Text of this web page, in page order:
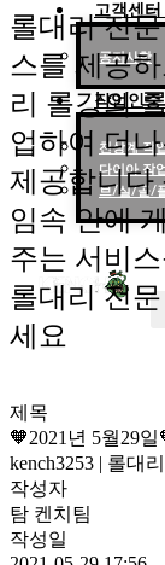
고객센터
공지사항
작업인증
천상계 작
다이아 작
브/실/골/
롤대리 전
스를 제공
리 롤강의
업하여 더
제공합니다
임속 안에
주는 서비
롤대리 전
세요
제목
🧡2021년 5월29
kench3253 | 롤대
작성자
탐 켄치팀
작성일